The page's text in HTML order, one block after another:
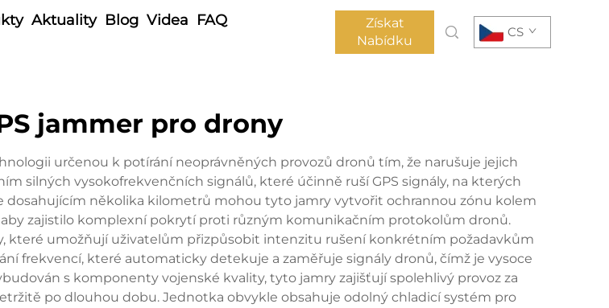
Aktuality Blog Videa FAQ
Získat
Nabídku
CS
jammer pro drony
určenou k potírání neoprávněných provozů dronů tím, že narušuje jejich
silných vysokofrekvenčních signálů, které účinně ruší GPS signály, na kterých
dosahujícím několika kilometrů mohou tyto jamry vytvořit ochrannou zónu kolem
zajistilo komplexní pokrytí proti různým komunikačním protokolům dronů.
které umožňují uživatelům přizpůsobit intenzitu rušení konkrétním požadavkům
frekvencí, které automaticky detekuje a zaměřuje signály dronů, čímž je vysoce
s komponenty vojenské kvality, tyto jamry zajišťují spolehlivý provoz za
po dlouhou dobu. Jednotka obvykle obsahuje odolný chladicí systém pro